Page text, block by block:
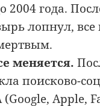
2004 года.
лопнул,
меняется.
поисково-
(Google, Apple,